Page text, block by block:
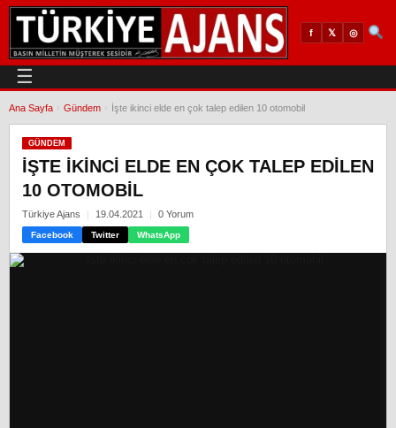
f 𝕏 ◎
☰
Ana Sayfa Gündem İşte ikinci elde en çok talep edilen 10 otomobil
GÜNDEM
İŞTE IKINCI ELDE EN ÇOK TALEP EDILEN
10 OTOMOBIL
Türkiye Ajans 19.04.2021 0 Yorum
Facebook Twitter WhatsApp